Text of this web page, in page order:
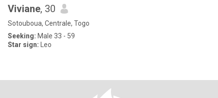
Viviane, 30
Sotouboua, Centrale, Togo
Seeking: Male 33 - 59
Star sign: Leo